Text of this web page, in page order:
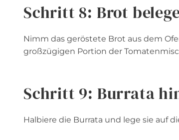
Schritt 8: Brot
Nimm das geröstete Brot aus dem
großzügigen Portion der
Schritt 9: Burrata
Halbiere die Burrata und lege sie auf